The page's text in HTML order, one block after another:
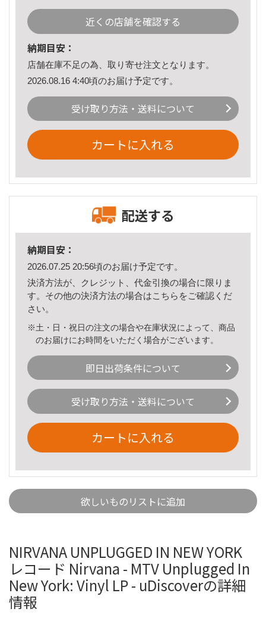
近くの店舗を確認する
納期目安：
店舗在庫不足の為、取り寄せ注文となります。
2026.08.16 4:40頃のお届け予定です。
受け取り方法・送料について
カートに入れる
配送する
納期目安：
2026.07.25 20:56頃のお届け予定です。
決済方法が、クレジット、代金引換の場合に限りま
す。その他の決済方法の場合はこちら をご確認くだ
さい。
※土・日・祝日の注文の場合や在庫状況によって、商品
のお届けにお時間をいただく場合がございます。
即日出荷条件について
受け取り方法・送料について
カートに入れる
欲しいものリストに追加
NIRVANA UNPLUGGED IN NEW YORK
レコード Nirvana - MTV Unplugged In
New York: Vinyl LP - uDiscoverの詳細
情報